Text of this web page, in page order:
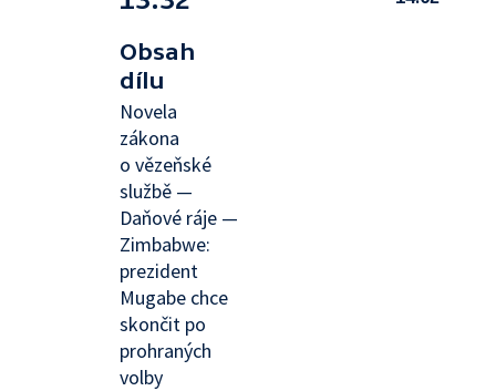
Obsah
dílu
Novela
zákona
o vězeňské
službě —
Daňové ráje —
Zimbabwe:
prezident
Mugabe chce
skončit po
prohraných
volby